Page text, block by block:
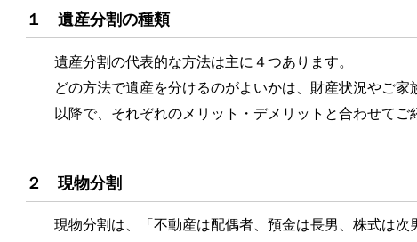
１ 遺産分割の種類
遺産分割の代表的な方法は主に４つあります。
どの方法で遺産を分けるのがよいかは、財産状況やご家
以降で、それぞれのメリット・デメリットと合わせてご
２ 現物分割
現物分割は、「不動産は配偶者、預金は長男、株式は次